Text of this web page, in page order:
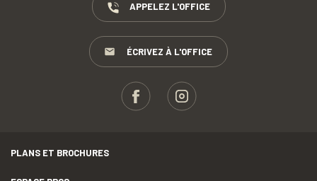
APPELEZ L'OFFICE
ÉCRIVEZ À L'OFFICE
PLANS ET BROCHURES